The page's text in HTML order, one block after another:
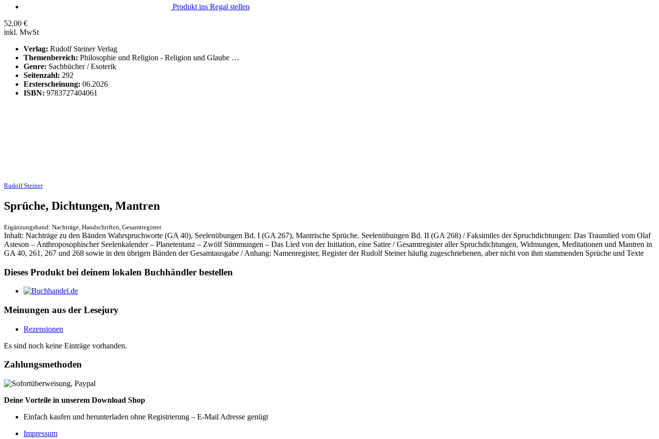
Produkt ins Regal stellen
52,00 €
inkl. MwSt
Verlag: Rudolf Steiner Verlag
Themenbereich: Philosophie und Religion - Religion und Glaube …
Genre: Sachbücher / Esoterik
Seitenzahl: 292
Ersterscheinung: 06.2026
ISBN: 9783727404061
Rudolf Steiner
Sprüche, Dichtungen, Mantren
Ergänzungsband: Nachträge, Handschriften, Gesamtregister
Inhalt: Nachträge zu den Bänden Wahrspruchworte (GA 40), Seelenübungen Bd. I (GA 267), Mantrische Sprüche. Seelenübungen Bd. II (GA 268) / Faksimiles der Spruchdichtungen: Das Traumlied vom Olaf
Asteson – Anthroposophischer Seelenkalender – Planetentanz – Zwölf Stimmungen – Das Lied von der Initiation, eine Satire / Gesamtregister aller Spruchdichtungen, Widmungen, Meditationen und Mantren in
GA 40, 261, 267 und 268 sowie in den übrigen Bänden der Gesamtausgabe / Anhang: Namenregister, Register der Rudolf Steiner häufig zugeschriebenen, aber nicht von ihm stammenden Sprüche und Texte
Dieses Produkt bei deinem lokalen Buchhändler bestellen
Meinungen aus der Lesejury
Rezensionen
Es sind noch keine Einträge vorhanden.
Zahlungsmethoden
Deine Vorteile in unserem Download Shop
Einfach kaufen und herunterladen ohne Registrierung – E-Mail Adresse genügt
Impressum